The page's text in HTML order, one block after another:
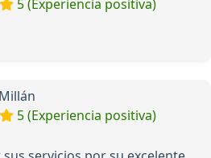
5 (Experiencia positiva)
5 (Experiencia positiva)